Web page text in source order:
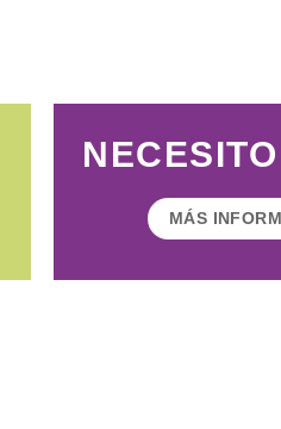
MÁS